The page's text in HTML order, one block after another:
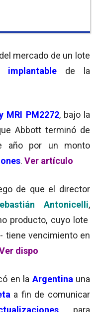
mercado de un lote
implantablede la
MRI PM2272, bajo la
Abbott terminó de
año por un monto
. Ver artículo
de que el director
Antonicelli,
producto, cuyo lote
tiene vencimiento en
dispo
en la Argentina una
a fin de comunicar
para